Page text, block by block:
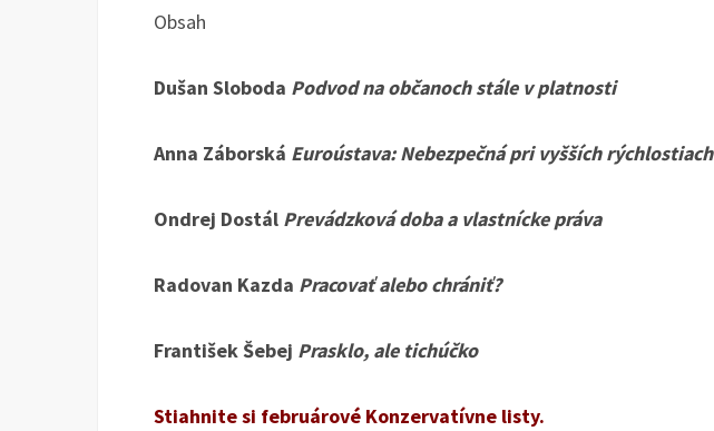
Obsah
Dušan Sloboda Podvod na občanoch stále v platnosti
Anna Záborská Euroústava: Nebezpečná pri vyšších rýchlostiach
Ondrej Dostál Prevádzková doba a vlastnícke práva
Radovan Kazda Pracovať alebo chrániť?
František Šebej Prasklo, ale tichúčko
Stiahnite si februárové Konzervatívne listy.